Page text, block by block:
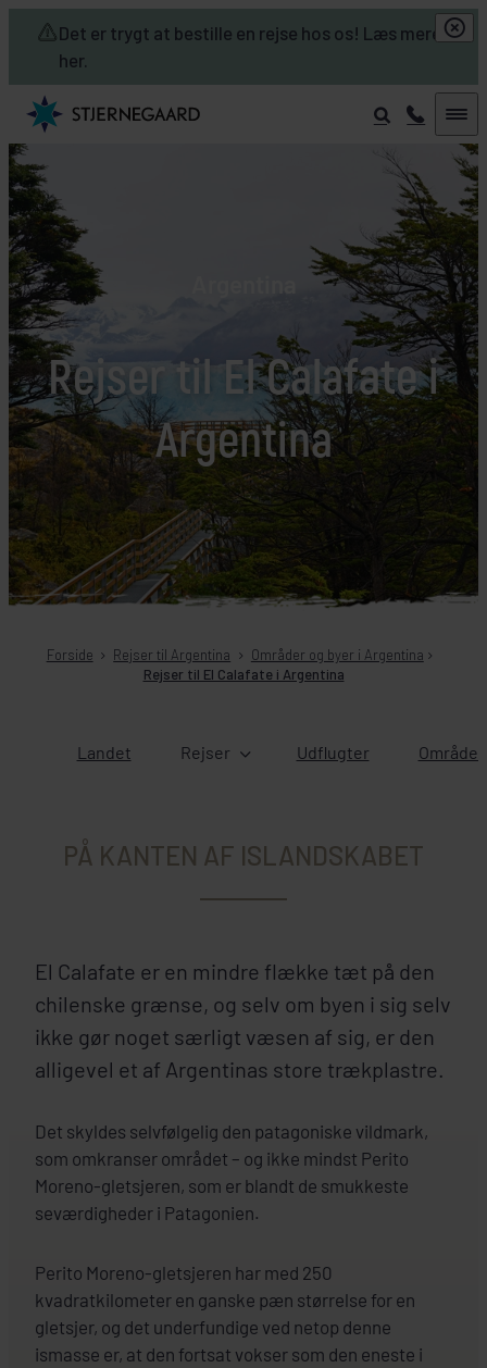
Det er trygt at bestille en rejse hos os! Læs mere
her.
Skip to main content
Rejser til El Calafate i
Argentina
Forside Rejser til Argentina
Områder og byer i Argentina
Rejser til El Calafate i Argentina
Landet Rejser Udflugter
PÅ KANTEN AF ISLANDSKABET
El Calafate er en mindre flække tæt på den
chilenske grænse, og selv om byen i sig selv
ikke gør noget særligt væsen af sig, er den
alligevel et af Argentinas store trækplastre.
Det skyldes selvfølgelig den patagoniske vildmark,
som omkranser området – og ikke mindst Perito
Moreno-gletsjeren, som er blandt de smukkeste
seværdigheder i Patagonien.
Perito Moreno-gletsjeren har med 250
kvadratkilometer en ganske pæn størrelse for en
gletsjer, og det underfundige ved netop denne
ismasse er, at den fortsat vokser som den eneste i